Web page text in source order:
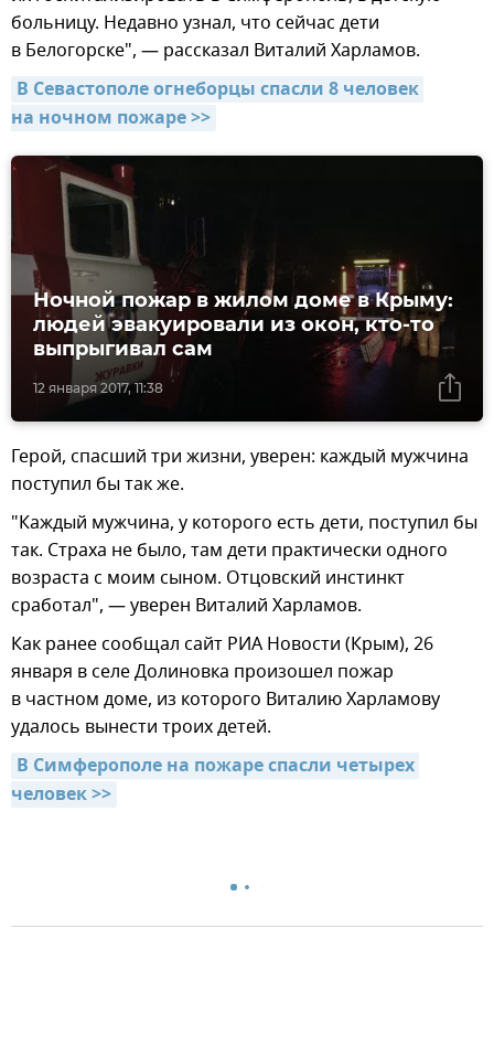
больницу. Недавно узнал, что сейчас дети
в Белогорске", — рассказал Виталий Харламов.
В Севастополе огнеборцы спасли 8 человек
на ночном пожаре >>
12 января 2017, 11:38
Ночной пожар в жилом доме в Крыму:
людей эвакуировали из окон, кто-то
выпрыгивал сам
Герой, спасший три жизни, уверен: каждый мужчина
поступил бы так же.
"Каждый мужчина, у которого есть дети, поступил бы
так. Страха не было, там дети практически одного
возраста с моим сыном. Отцовский инстинкт
сработал", — уверен Виталий Харламов.
Как ранее сообщал сайт РИА Новости (Крым), 26
января в селе Долиновка произошел пожар
в частном доме, из которого Виталию Харламову
удалось вынести троих детей.
В Симферополе на пожаре спасли четырех
человек >>